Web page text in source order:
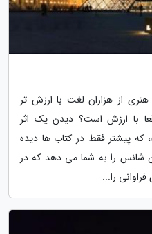
از هزاران لغت با ارزش تر
با ارزش است؟ دیدن یک اثر
که پیشتر فقط در کتاب ها دیده
شانس را به شما می دهد که در
را...